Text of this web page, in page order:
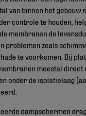
van binnen het gebouw
controle te houden,
membranen de
problemen zoals
te voorkomen. Bij
meestal direct
onder de isolatielaag
dampschermen